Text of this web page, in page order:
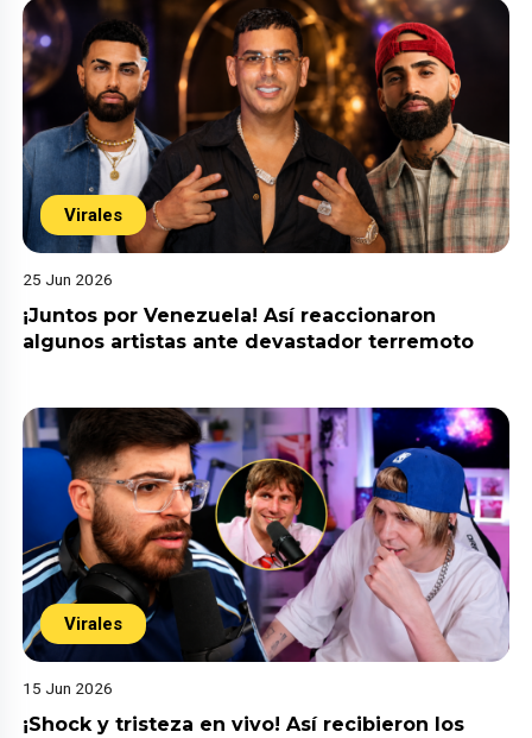
Virales
25 Jun 2026
¡Juntos por Venezuela! Así reaccionaron
algunos artistas ante devastador terremoto
Virales
15 Jun 2026
¡Shock y tristeza en vivo! Así recibieron los